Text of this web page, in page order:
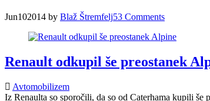
Jun102014 by Blaž Štremfelj53 Comments
Renault odkupil še preostanek
Avtomobilizem
Iz Renaulta so sporočili, da so od Caterhama kupili